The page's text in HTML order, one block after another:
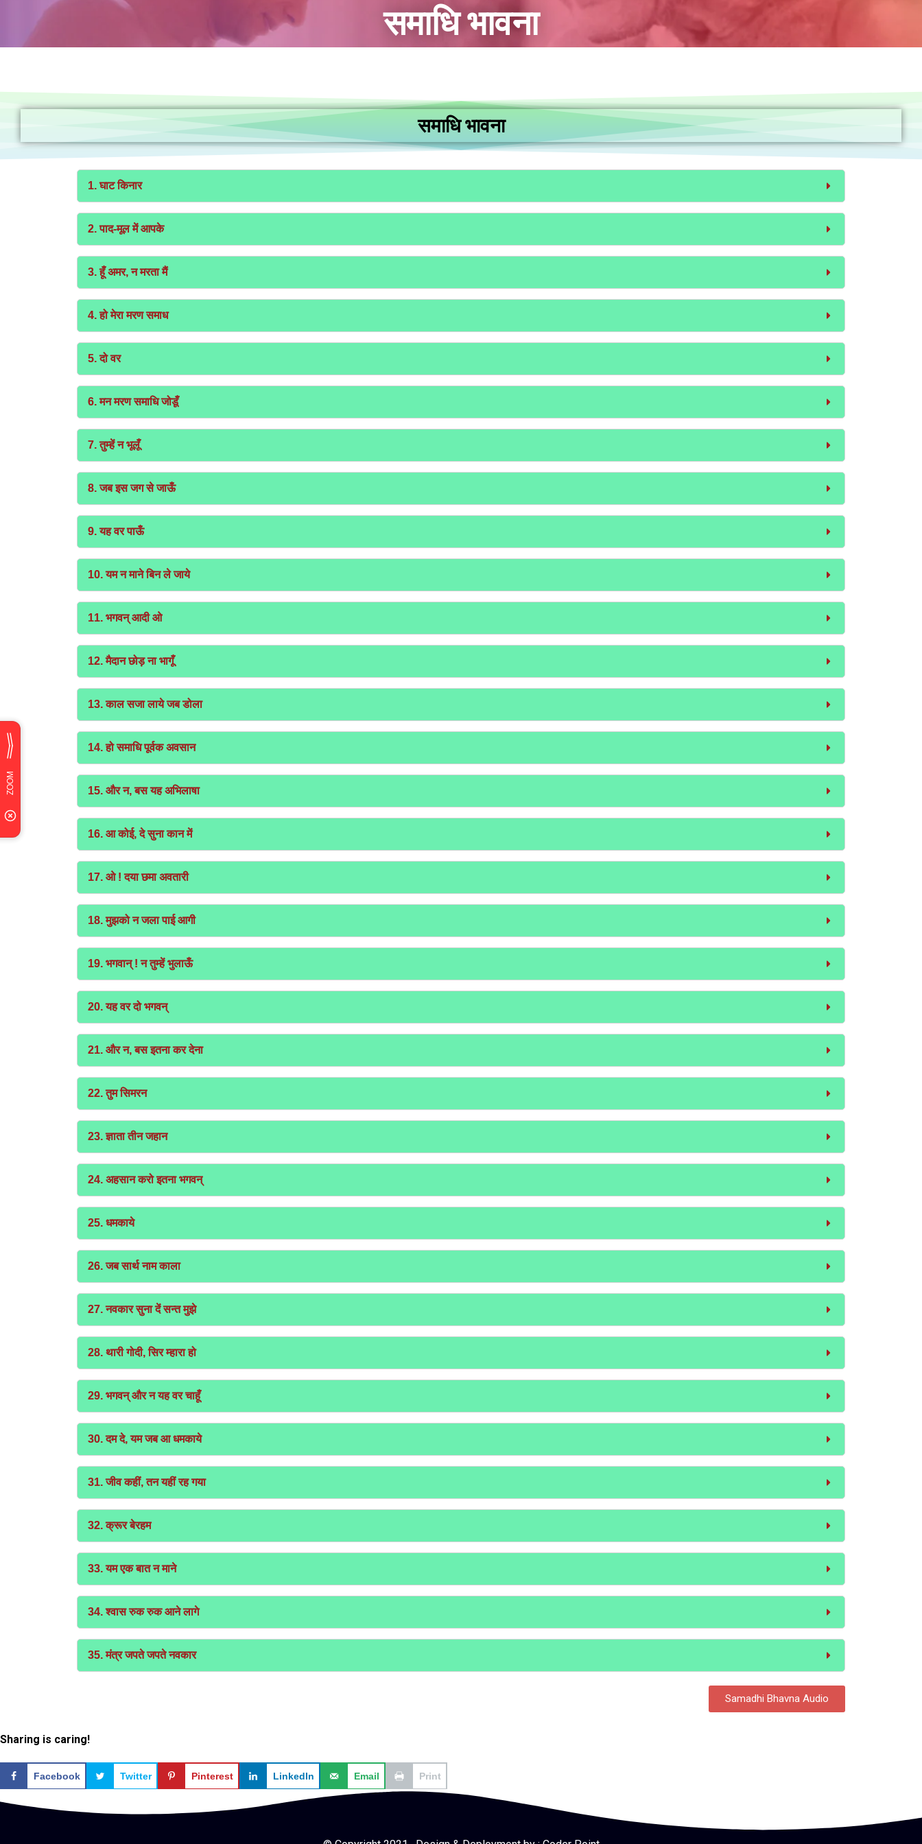
समाधि भावना
समाधि भावना
1. घाट किनार
2. पाद-मूल में आपके
3. हूँ अमर, न मरता मैं
4. हो मेरा मरण समाध
5. दो वर
6. मन मरण समाधि जोडूँ
7. तुम्हें न भूलूँ
8. जब इस जग से जाऊँ
9. यह वर पाऊँ
10. यम न माने बिन ले जाये
11. भगवन् आदी ओ
12. मैदान छोड़ ना भागूँ
13. काल सजा लाये जब डोला
14. हो समाधि पूर्वक अवसान
15. और न, बस यह अभिलाषा
16. आ कोई, दे सुना कान में
17. ओ ! दया छमा अवतारी
18. मुझको न जला पाई आगी
19. भगवान् ! न तुम्हें भुलाऊँ
20. यह वर दो भगवन्
21. और न, बस इतना कर देना
22. तुम सिमरन
23. ज्ञाता तीन जहान
24. अहसान करो इतना भगवन्
25. धमकाये
26. जब सार्थ नाम काला
27. नवकार सुना दें सन्त मुझे
28. थारी गोदी, सिर म्हारा हो
29. भगवन् और न यह वर चाहूँ
30. दम दे, यम जब आ धमकाये
31. जीव कहीं, तन यहीं रह गया
32. क्रूर बेरहम
33. यम एक बात न माने
34. श्वास रुक रुक आने लागे
35. मंत्र जपते जपते नवकार
Samadhi Bhavna Audio
Sharing is caring!
Facebook Twitter Pinterest LinkedIn Email Print